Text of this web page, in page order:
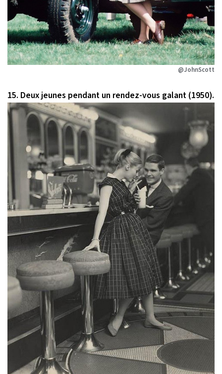
@JohnScott
15. Deux jeunes pendant un rendez-vous galant (1950).